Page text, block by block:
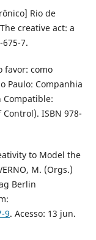
Rio de
creative act: a
7.
favor: como
Paulo: Companhia
Compatible:
ISBN 978-
to Model the
M. (Orgs.)
Berlin
9. Acesso: 13 jun.